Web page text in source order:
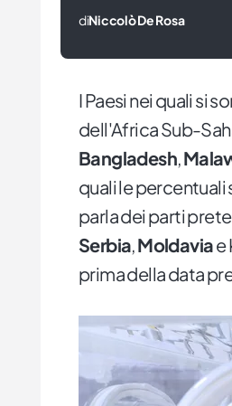
diNiccolò De Rosa
I Paesi nei quali si
dell'Africa Sub-
Bangladesh,
quali le percentuali
parla dei parti
Serbia,Moldaviae
prima della data